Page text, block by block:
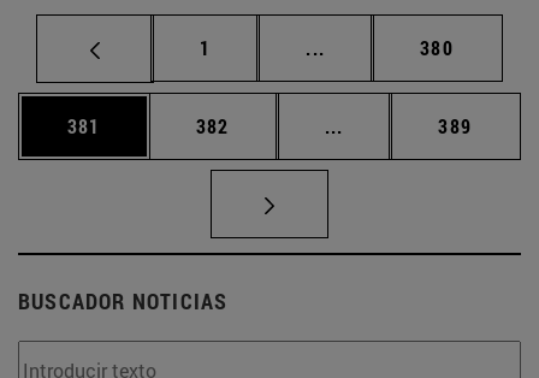
Página
1 ... Páginas intermedias
Página
380
Página
381 Página
382 ... Páginas intermedias
Página
389
BUSCADOR NOTICIAS